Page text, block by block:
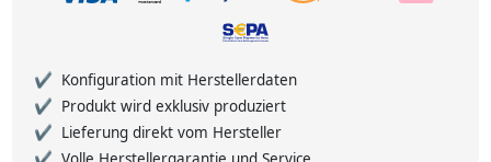
Konfiguration mit Herstellerdaten
Produkt wird exklusiv produziert
Lieferung direkt vom Hersteller